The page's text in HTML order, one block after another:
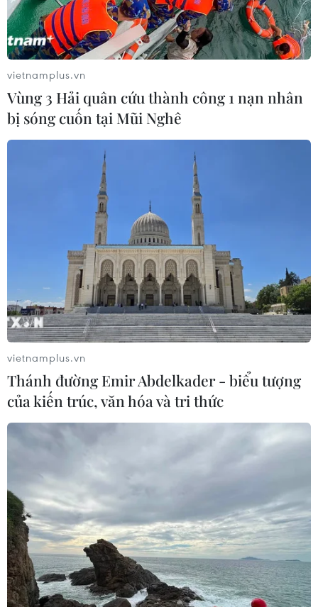
Lễ hội Di sản châu Phi
tại Công viên Yoyogi
"hút" khách tham quan
Patrik: 'Thật tự hào khi
được triệu tập lên đội
tuyển Việt Nam'
Sắc màu Nga - ASEAN
trên đường phố Kazan
Chiến dịch 500 ngày
đêm cho khát vọng cháy
bỏng đoàn tụ thân nhân
vietnamplus.vn
Vùng 3 Hải quân cứu thành công 1 nạn nhân
bị sóng cuốn tại Mũi Nghê
vietnamplus.vn
Thánh đường Emir Abdelkader - biểu tượng
của kiến trúc, văn hóa và tri thức